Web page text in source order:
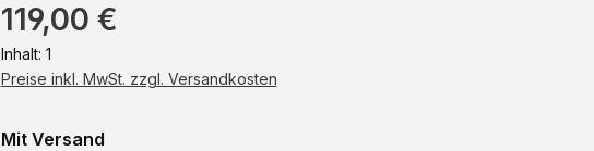
119,00 €
Inhalt: 1
Preise inkl. MwSt. zzgl. Versandkosten
Mit Versandauswählen